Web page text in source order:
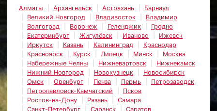
Алматы Архангельск Астрахань
Барнаул
Великий Новгород
Владивосток
Владимир
Волгоград
Воронеж Геленджик
Гродно
Екатеринбург
Жигулёвск Иваново
Ижевск
Иркутск
Казань Калининград
Краснодар
Красноярск
Курск Липецк Минск
Москва
Набережные Челны
Нижневартовск
Нижнекамск
Нижний Новгород
Новокузнецк
Новосибирск
Омск
Оренбург Пенза Пермь
Петрозаводск
Петропавловск-Камчатский
Псков
Ростов-на-Дону
Рязань
Самара
Санкт-Петербург
Саранск
Саратов